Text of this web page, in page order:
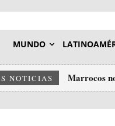
MUNDO
NOTICIAS
Marrocos
insulto ao